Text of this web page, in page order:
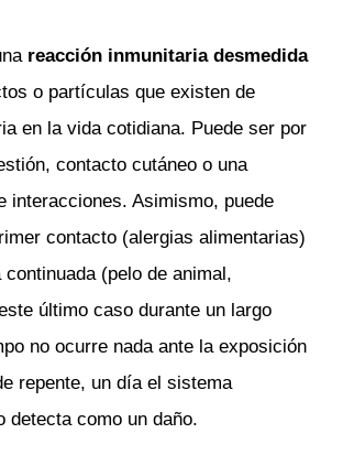
reacción inmunitaria desmedida
o partículas que existen de
en la vida cotidiana. Puede ser por
contacto cutáneo o una
interacciones. Asimismo, puede
contacto (alergias alimentarias)
(pelo de animal,
último caso durante un largo
no ocurre nada ante la exposición
repente, un día el sistema
detecta como un daño.